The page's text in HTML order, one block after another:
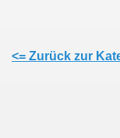
<= Zurück zur